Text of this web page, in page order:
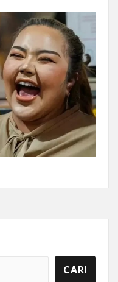
CARI